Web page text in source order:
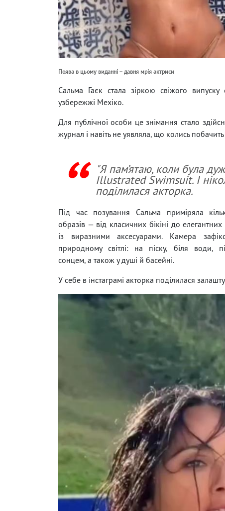
Поява в цьому виданні – давня мрія актриси
Сальма Гаєк стала зіркою свіжого
узбережжі Мехіко.
Для публічної особи це знімання стало
журнал і навіть не уявляла, що колись
"Я пам’ятаю, коли була
Illustrated Swimsuit. І
поділилася акторка.
Під час позування Сальма приміряла
образів — від класичних бікіні до елегантних
із виразними аксесуарами. Камера
природному світлі: на піску, біля води,
сонцем, а також у душі й басейні.
У себе в інстаграмі акторка поділилася